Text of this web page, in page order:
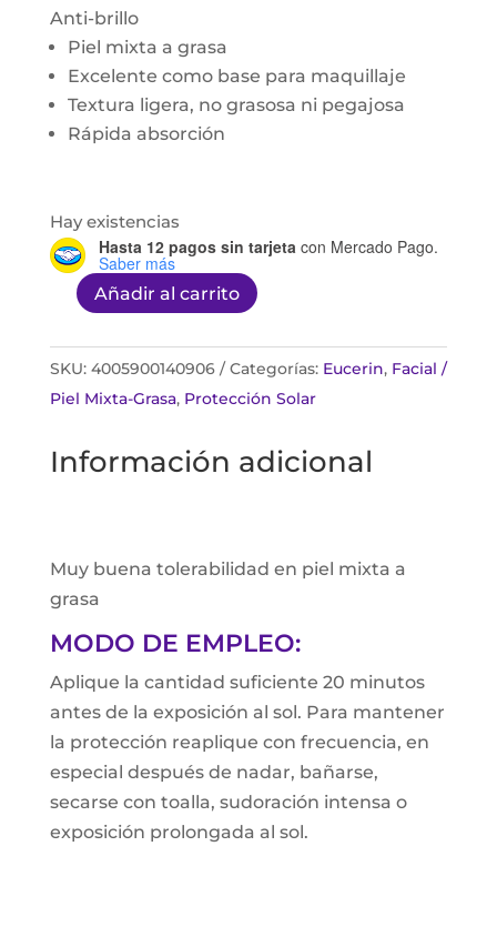
Anti-brillo
Piel mixta a grasa
Excelente como base para maquillaje
Textura ligera, no grasosa ni pegajosa
Rápida absorción
Hay existencias
Hasta 12 pagos sin tarjeta con Mercado Pago.
Saber más
Eucerin
control
fps50+
cantidad
Añadir al carrito
SKU: 4005900140906 Categorías: Eucerin, Facial /
Piel Mixta-Grasa, Protección Solar
Información adicional
Muy buena tolerabilidad en piel mixta a
grasa
MODO DE EMPLEO:
Aplique la cantidad suficiente 20 minutos
antes de la exposición al sol. Para mantener
la protección reaplique con frecuencia, en
especial después de nadar, bañarse,
secarse con toalla, sudoración intensa o
exposición prolongada al sol.